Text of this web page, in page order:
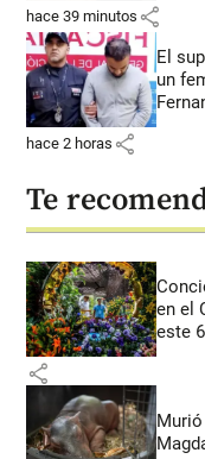
hace 39 minutos share
El
un
hace 2 horas share
Te
en el
este
share